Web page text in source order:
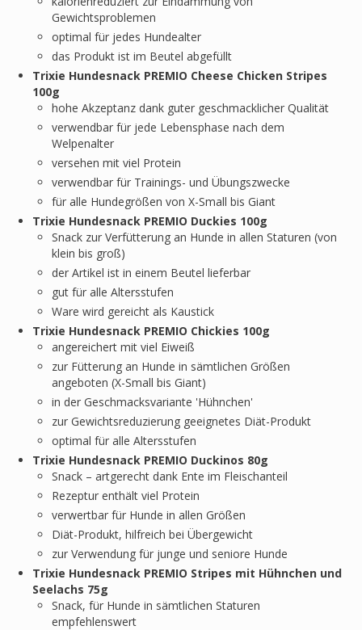
Gewichtsproblemen
optimal für jedes Hundealter
das Produkt ist im Beutel abgefüllt
Trixie Hundesnack PREMIO Cheese Chicken Stripes
100g
hohe Akzeptanz dank guter geschmacklicher Qualität
verwendbar für jede Lebensphase nach dem
Welpenalter
versehen mit viel Protein
verwendbar für Trainings- und Übungszwecke
für alle Hundegrößen von X-Small bis Giant
Trixie Hundesnack PREMIO Duckies 100g
Snack zur Verfütterung an Hunde in allen Staturen (von
klein bis groß)
der Artikel ist in einem Beutel lieferbar
gut für alle Altersstufen
Ware wird gereicht als Kaustick
Trixie Hundesnack PREMIO Chickies 100g
angereichert mit viel Eiweiß
zur Fütterung an Hunde in sämtlichen Größen
angeboten (X-Small bis Giant)
in der Geschmacksvariante 'Hühnchen'
zur Gewichtsreduzierung geeignetes Diät-Produkt
optimal für alle Altersstufen
Trixie Hundesnack PREMIO Duckinos 80g
Snack – artgerecht dank Ente im Fleischanteil
Rezeptur enthält viel Protein
verwertbar für Hunde in allen Größen
Diät-Produkt, hilfreich bei Übergewicht
zur Verwendung für junge und seniore Hunde
Trixie Hundesnack PREMIO Stripes mit Hühnchen und
Seelachs 75g
Snack, für Hunde in sämtlichen Staturen
empfehlenswert